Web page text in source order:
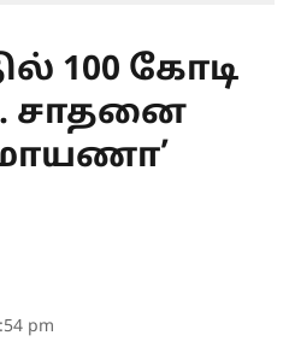
100 கோடி
சாதனை
pm